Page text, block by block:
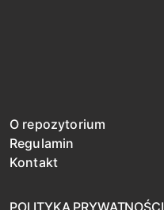
O repozytorium
Regulamin
Kontakt